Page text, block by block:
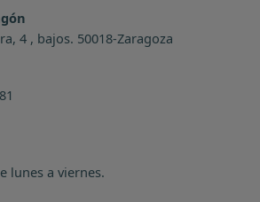
4 , bajos. 50018-Zaragoza
lunes a viernes.